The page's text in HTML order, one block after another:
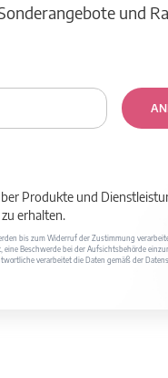
und
Produkte und
erhalten.
bis zum Widerruf der Zustimmung
Beschwerde bei der Aufsichtsbehörde
verarbeitet die Daten gemäß der